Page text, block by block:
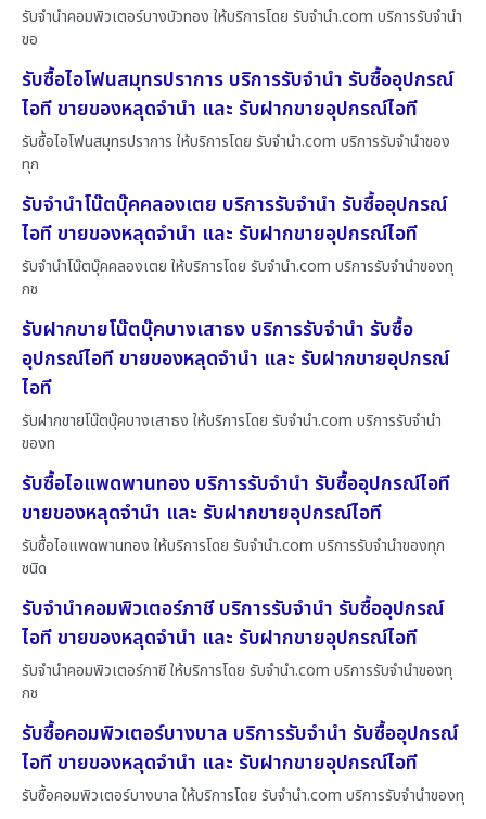
รับจำนำคอมพิวเตอร์บางบัวทอง ให้บริการโดย รับจํานํา.com บริการรับจำนำ
ขอ
รับซื้อไอโฟนสมุทรปราการ บริการรับจำนำ รับซื้ออุปกรณ์
ไอที ขายของหลุดจำนำ และ รับฝากขายอุปกรณ์ไอที
รับซื้อไอโฟนสมุทรปราการ ให้บริการโดย รับจํานํา.com บริการรับจำนำของ
ทุก
รับจำนำโน๊ตบุ๊คคลองเตย บริการรับจำนำ รับซื้ออุปกรณ์
ไอที ขายของหลุดจำนำ และ รับฝากขายอุปกรณ์ไอที
รับจำนำโน๊ตบุ๊คคลองเตย ให้บริการโดย รับจํานํา.com บริการรับจำนำของทุ
กช
รับฝากขายโน๊ตบุ๊คบางเสาธง บริการรับจำนำ รับซื้อ
อุปกรณ์ไอที ขายของหลุดจำนำ และ รับฝากขายอุปกรณ์
ไอที
รับฝากขายโน๊ตบุ๊คบางเสาธง ให้บริการโดย รับจํานํา.com บริการรับจำนำ
ของท
รับซื้อไอแพดพานทอง บริการรับจำนำ รับซื้ออุปกรณ์ไอที
ขายของหลุดจำนำ และ รับฝากขายอุปกรณ์ไอที
รับซื้อไอแพดพานทอง ให้บริการโดย รับจํานํา.com บริการรับจำนำของทุก
ชนิด
รับจำนำคอมพิวเตอร์ภาชี บริการรับจำนำ รับซื้ออุปกรณ์
ไอที ขายของหลุดจำนำ และ รับฝากขายอุปกรณ์ไอที
รับจำนำคอมพิวเตอร์ภาชี ให้บริการโดย รับจํานํา.com บริการรับจำนำของทุ
กช
รับซื้อคอมพิวเตอร์บางบาล บริการรับจำนำ รับซื้ออุปกรณ์
ไอที ขายของหลุดจำนำ และ รับฝากขายอุปกรณ์ไอที
รับซื้อคอมพิวเตอร์บางบาล ให้บริการโดย รับจํานํา.com บริการรับจำนำของทุ